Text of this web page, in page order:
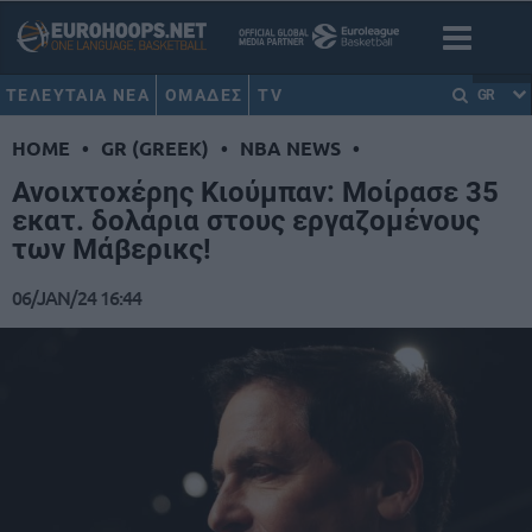
ΤΕΛΕΥΤΑΙΑ ΝΕΑ ΟΜΑΔΕΣ TV GR
HOME • GR (GREEK) • NBA NEWS •
Ανοιχτοχέρης Κιούμπαν: Μοίρασε 35
εκατ. δολάρια στους εργαζομένους
των Μάβερικς!
06/JAN/24 16:44